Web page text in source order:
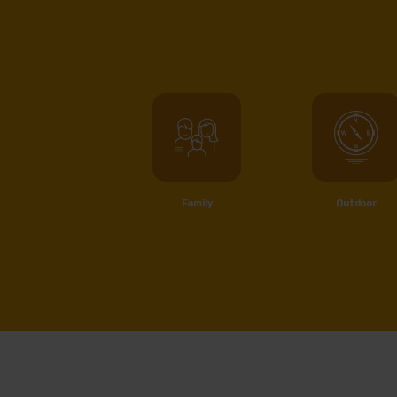
Family Outdoor